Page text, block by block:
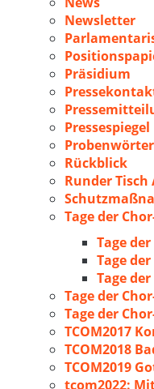
Newsletter
Präsidium
Pressespiegel
Rückblick
Runder
Tage der
Tage
Tage
Tage
Tage der
Tage der
TCOM2017
TCOM2018
TCOM2019
tcom2022: